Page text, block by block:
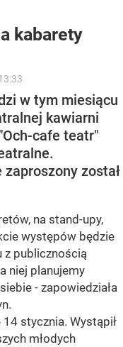
kabarety
w tym miesiącu
kawiarni
cafe teatr"
został
na stand-upy,
występów będzie
z publicznością
niej planujemy
- zapowiedziała
stycznia. Wystąpił
młodych